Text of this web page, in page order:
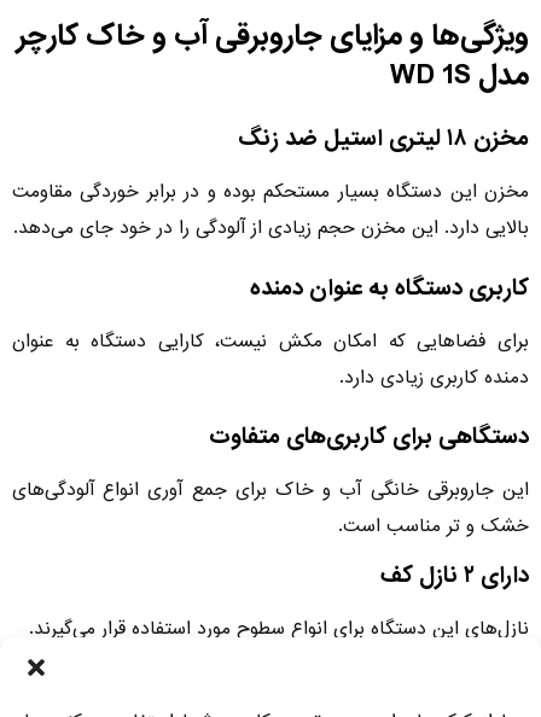
ویژگی‌ها و مزایای جاروبرقی آب و خاک کارچر
مدل WD 1S
مخزن ۱۸ لیتری استیل ضد زنگ
مخزن این دستگاه بسیار مستحکم بوده و در برابر خوردگی مقاومت
بالایی دارد. این مخزن حجم زیادی از آلودگی‎ را در خود جای می‌دهد.
کاربری دستگاه به عنوان دمنده
برای فضاهایی که امکان مکش نیست، کارایی دستگاه به عنوان
دمنده کاربری زیادی دارد.
دستگاهی برای کاربری‌های متفاوت
این جاروبرقی خانگی آب و خاک برای جمع آوری انواع آلودگی‌‌های
خشک و تر مناسب است.
دارای ۲ نازل کف
نازل‌های این دستگاه برای انواع سطوح مورد استفاده قرار می‌گیرند.